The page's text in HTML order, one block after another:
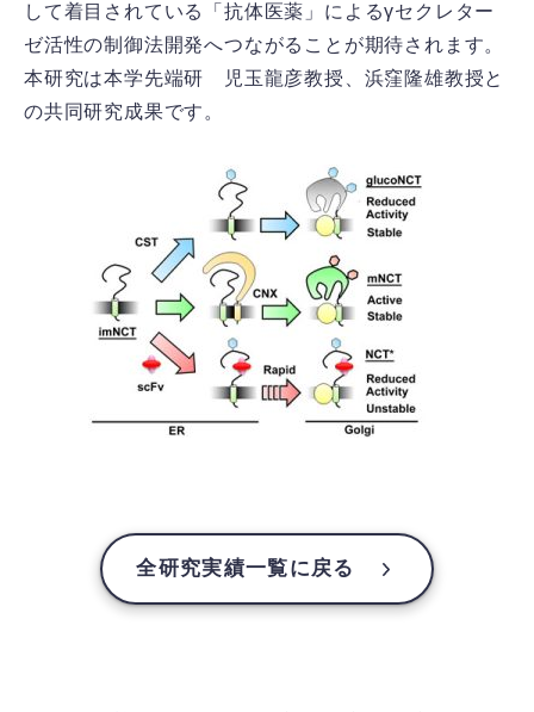
して着目されている「抗体医薬」によるγセクレター
ゼ活性の制御法開発へつながることが期待されます。
本研究は本学先端研 児玉龍彦教授、浜窪隆雄教授と
の共同研究成果です。
全研究実績一覧に戻る